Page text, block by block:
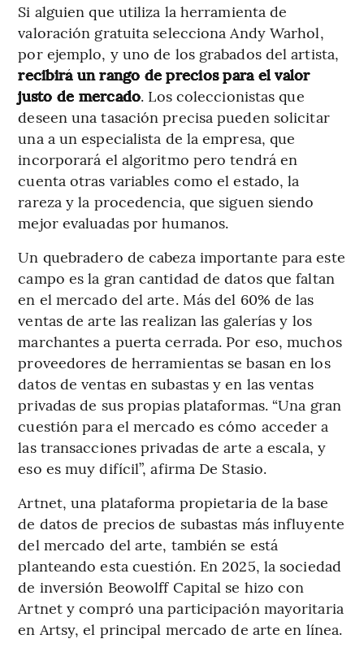
Si alguien que utiliza la herramienta de
valoración gratuita selecciona Andy Warhol,
por ejemplo, y uno de los grabados del artista,
recibirá un rango de precios para el valor
justo de mercado. Los coleccionistas que
deseen una tasación precisa pueden solicitar
una a un especialista de la empresa, que
incorporará el algoritmo pero tendrá en
cuenta otras variables como el estado, la
rareza y la procedencia, que siguen siendo
mejor evaluadas por humanos.
Un quebradero de cabeza importante para este
campo es la gran cantidad de datos que faltan
en el mercado del arte. Más del 60% de las
ventas de arte las realizan las galerías y los
marchantes a puerta cerrada. Por eso, muchos
proveedores de herramientas se basan en los
datos de ventas en subastas y en las ventas
privadas de sus propias plataformas. “Una gran
cuestión para el mercado es cómo acceder a
las transacciones privadas de arte a escala, y
eso es muy difícil”, afirma De Stasio.
Artnet, una plataforma propietaria de la base
de datos de precios de subastas más influyente
del mercado del arte, también se está
planteando esta cuestión. En 2025, la sociedad
de inversión Beowolff Capital se hizo con
Artnet y compró una participación mayoritaria
en Artsy, el principal mercado de arte en línea.